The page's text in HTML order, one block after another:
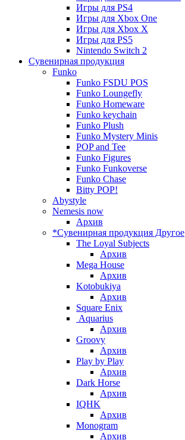
Игры для PS4
Игры для Xbox One
Игры для Xbox X
Игры для PS5
Nintendo Switch 2
Сувенирная продукция
Funko
Funko FSDU POS
Funko Loungefly
Funko Homeware
Funko keychain
Funko Plush
Funko Mystery Minis
POP and Tee
Funko Figures
Funko Funkoverse
Funko Chase
Bitty POP!
Abystyle
Nemesis now
Архив
*Сувенирная продукция Другое
The Loyal Subjects
Архив
Mega House
Архив
Kotobukiya
Архив
Square Enix
Aquarius
Архив
Groovy
Архив
Play by Play
Архив
Dark Horse
Архив
IQHK
Архив
Monogram
Архив